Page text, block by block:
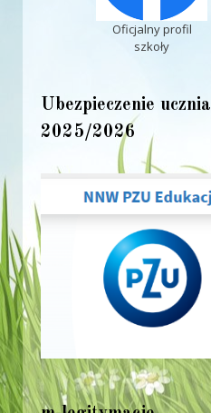
Oficjalny profil
szkoły
Ubezpieczenie ucznia
2025/2026